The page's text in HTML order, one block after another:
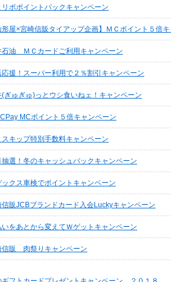
リボポイントバックキャンペーン
形屋×宮崎信販タイアップ企画】ＭＣポイント５倍
石油 ＭＣカードご利用キャンペーン
応援！スーパー利用で２％割引キャンペーン
(ぎゅぎゅ)っとウシ食いねェ！キャンペーン
MCポイント５倍キャンペーン
スキップ特別手数料キャンペーン
抽選！冬のキャッシュバックキャンペーン
ックス車検でポイントキャンペーン
信販JCBブランドカード入会Luckyキャンペーン
いをあとから変えてＷゲットキャンペーン
信販 肉祭りキャンペーン